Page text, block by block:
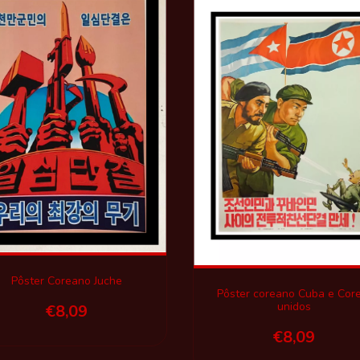
Pôster Coreano Juche
€8,09
Pôster coreano Cuba e
unidos
€8,09